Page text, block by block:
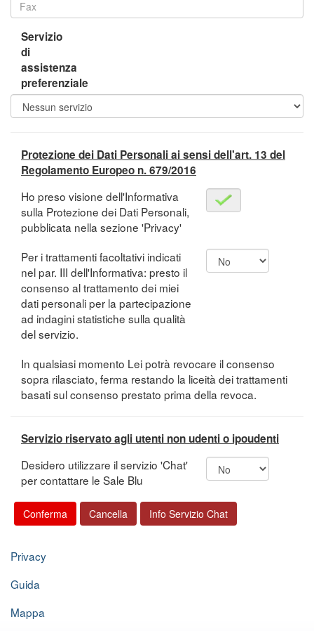
Servizio
di
assistenza
preferenziale
Protezione dei Dati Personali ai sensi dell'art. 13 del
Regolamento Europeo n. 679/2016
Ho preso visione dell'Informativa
sulla Protezione dei Dati Personali,
pubblicata nella sezione 'Privacy'
Per i trattamenti facoltativi indicati
nel par. III dell'Informativa: presto il
consenso al trattamento dei miei
dati personali per la partecipazione
ad indagini statistiche sulla qualità
del servizio.
In qualsiasi momento Lei potrà revocare il consenso
sopra rilasciato, ferma restando la liceità dei trattamenti
basati sul consenso prestato prima della revoca.
Servizio riservato agli utenti non udenti o ipoudenti
Desidero utilizzare il servizio 'Chat'
per contattare le Sale Blu
Privacy
Guida
Mappa